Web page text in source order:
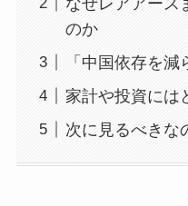
のか
「中国依存を
家計や投資には
次に見るべきな